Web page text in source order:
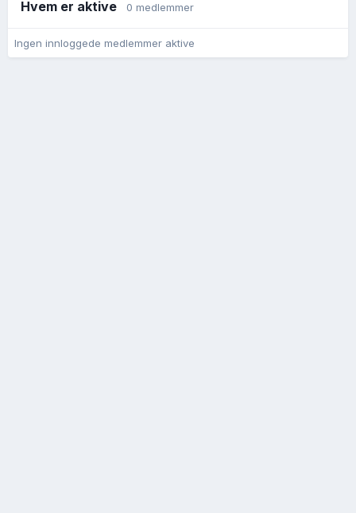
Hvem er aktive 0 medlemmer
Ingen innloggede medlemmer aktive